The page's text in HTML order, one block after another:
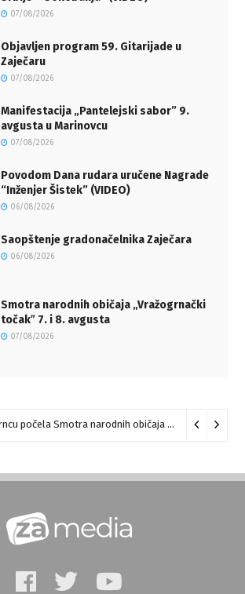
07/08/2026
Objavljen program 59. Gitarijade u
Zaječaru
07/08/2026
Manifestacija „Pantelejski sabor” 9.
avgusta u Marinovcu
07/08/2026
Povodom Dana rudara uručene Nagrade
“Inženjer Šistek” (VIDEO)
06/08/2026
Saopštenje gradonačelnika Zaječara
06/08/2026
Smotra narodnih običaja „Vražogrnački
točakˮ 7. i 8. avgusta
07/08/2026
U Vražogrncu počela Smotra narodnih običaja „Vražogrnački točak“